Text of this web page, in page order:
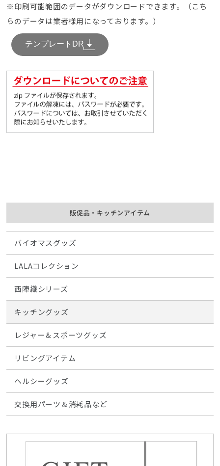
※印刷可能範囲のデータがダウンロードできます。（こち
らのデータは業者様用になっております。）
テンプレートDR
販促品・キッチンアイテム
バイオマスグッズ
LALAコレクション
西陣織シリーズ
キッチングッズ
レジャー＆スポーツグッズ
リビングアイテム
ヘルシーグッズ
交換用パーツ＆消耗品など